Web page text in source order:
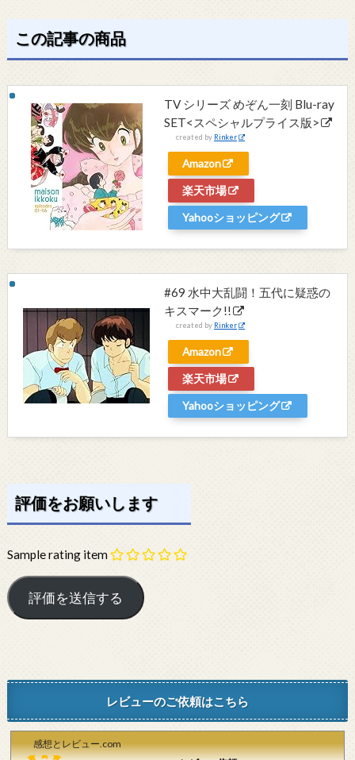
この記事の商品
TV シリーズ めぞん一刻 Blu-ray
SET<スペシャルプライス版>
created by Rinker
Amazon
楽天市場
Yahooショッピング
#69 水中大乱闘！五代に疑惑の
キスマーク!!
created by Rinker
Amazon
楽天市場
Yahooショッピング
評価をお願いします
Sample rating item
レビューのご依頼はこちら
感想とレビュー.com